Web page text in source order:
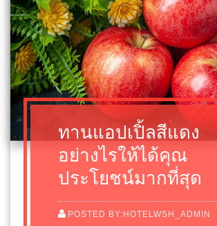
ทานแอปเปิ้ลสีแดง
อย่างไรให้ได้คุณ
ประโยชน์มากที่สุด
POSTED BY:HOTELWSH_ADMIN